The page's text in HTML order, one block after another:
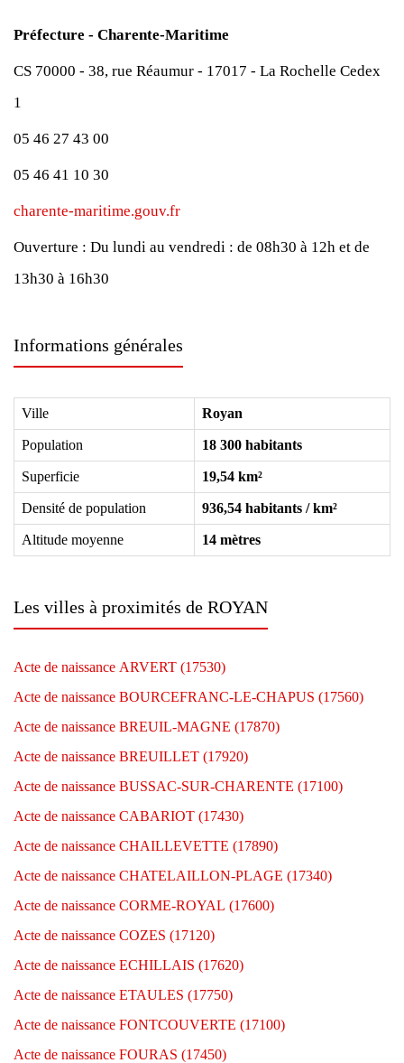
Préfecture - Charente-Maritime
CS 70000 - 38, rue Réaumur - 17017 - La Rochelle Cedex
1
05 46 27 43 00
05 46 41 10 30
charente-maritime.gouv.fr
Ouverture : Du lundi au vendredi : de 08h30 à 12h et de
13h30 à 16h30
Informations générales
Ville Royan
Population 18 300 habitants
Superficie 19,54 km²
Densité de population 936,54 habitants / km²
Altitude moyenne 14 mètres
Les villes à proximités de ROYAN
Acte de naissance ARVERT (17530)
Acte de naissance BOURCEFRANC-LE-CHAPUS (17560)
Acte de naissance BREUIL-MAGNE (17870)
Acte de naissance BREUILLET (17920)
Acte de naissance BUSSAC-SUR-CHARENTE (17100)
Acte de naissance CABARIOT (17430)
Acte de naissance CHAILLEVETTE (17890)
Acte de naissance CHATELAILLON-PLAGE (17340)
Acte de naissance CORME-ROYAL (17600)
Acte de naissance COZES (17120)
Acte de naissance ECHILLAIS (17620)
Acte de naissance ETAULES (17750)
Acte de naissance FONTCOUVERTE (17100)
Acte de naissance FOURAS (17450)